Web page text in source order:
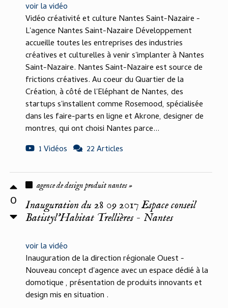
voir la vidéo
Vidéo créativité et culture Nantes Saint-Nazaire -
L'agence Nantes Saint-Nazaire Développement
accueille toutes les entreprises des industries
créatives et culturelles à venir s'implanter à Nantes
Saint-Nazaire. Nantes Saint-Nazaire est source de
frictions créatives. Au coeur du Quartier de la
Création, à côté de l'Eléphant de Nantes, des
startups s'installent comme Rosemood, spécialisée
dans les faire-parts en ligne et Akrone, designer de
montres, qui ont choisi Nantes parce...
1 Vidéos
22 Articles
0
agence de design produit nantes »
Inauguration du 28 09 2017 Espace conseil
Batistyl'Habitat Trellières - Nantes
voir la vidéo
Inauguration de la direction régionale Ouest -
Nouveau concept d'agence avec un espace dédié à la
domotique , présentation de produits innovants et
design mis en situation .